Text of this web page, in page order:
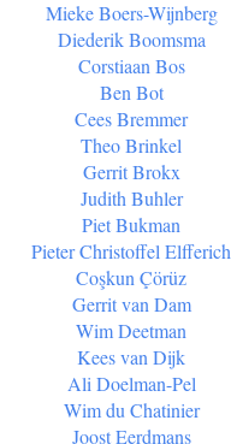
Mieke Boers-Wijnberg
Diederik Boomsma
Corstiaan Bos
Ben Bot
Cees Bremmer
Theo Brinkel
Gerrit Brokx
Judith Buhler
Piet Bukman
Pieter Christoffel Elfferich
Coşkun Çörüz
Gerrit van Dam
Wim Deetman
Kees van Dijk
Ali Doelman-Pel
Wim du Chatinier
Joost Eerdmans